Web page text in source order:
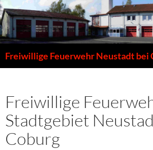
Zum
Inhalt
springen
Freiwillige Feuerwehr Neustadt bei
Freiwillige
Stadtgebiet
Coburg